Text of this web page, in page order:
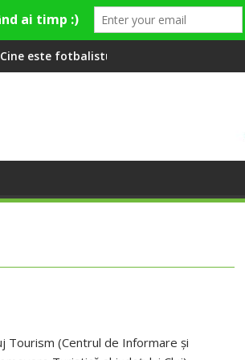
cu două diplome care a învățat româna la
Compania de
Tourism (Centrul de Informare și